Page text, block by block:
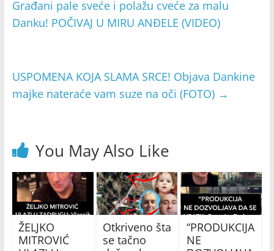
Građani pale sveće i polažu cveće za malu
Danku! POČIVAJ U MIRU ANĐELE (VIDEO)
USPOMENA KOJA SLAMA SRCE! Objava Dankine
majke nateraće vam suze na oči (FOTO) →
You May Also Like
ŽELJKO
MITROVIĆ
Otkriveno šta
se tačno
“PRODUKCIJA
NE